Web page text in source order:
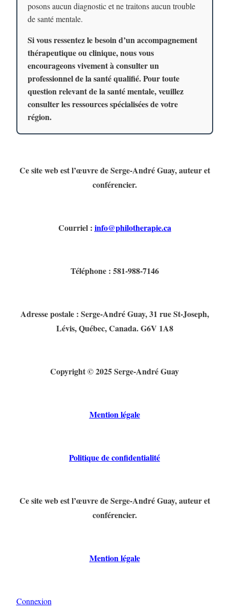
posons aucun diagnostic et ne traitons aucun trouble
de santé mentale.
Si vous ressentez le besoin d’un accompagnement
thérapeutique ou clinique, nous vous
encourageons vivement à consulter un
professionnel de la santé qualifié. Pour toute
question relevant de la santé mentale, veuillez
consulter les ressources spécialisées de votre
région.
Ce site web est l’œuvre de Serge-André Guay, auteur et
conférencier.
Courriel : info@philotherapie.ca
Téléphone : 581-988-7146
Adresse postale : Serge-André Guay, 31 rue St-Joseph,
Lévis, Québec, Canada. G6V 1A8
Copyright © 2025 Serge-André Guay
Mention légale
Politique de confidentialité
Ce site web est l’œuvre de Serge-André Guay, auteur et
conférencier.
Mention légale
Connexion